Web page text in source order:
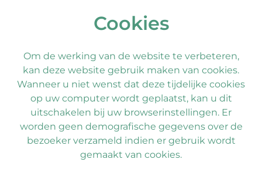
Cookies
Om de werking van de website te verbeteren,
kan deze website gebruik maken van cookies.
Wanneer u niet wenst dat deze tijdelijke cookies
op uw computer wordt geplaatst, kan u dit
uitschakelen bij uw browserinstellingen. Er
worden geen demografische gegevens over de
bezoeker verzameld indien er gebruik wordt
gemaakt van cookies.